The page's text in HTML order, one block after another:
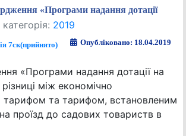
«Програми надання дотації
2019
7ск(прийнято) Опубліковано: 18.04.2019
«Програми надання дотації на
між економічно
тарифом та тарифом, встановленим
проїзд до садових товариств в